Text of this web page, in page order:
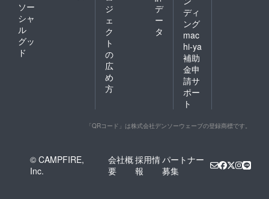
ソー
シャ
ル
グッ
ド
ジ
ェ
ク
ト
の
広
め
方
デ
ー
タ
ディ
ング
mac
hi-ya
補助
金申
請サ
ポー
ト
「QRコード」は株式会社デンソーウェーブの登録商標です。
© CAMPFIRE,
Inc.
会社概
要
採用情
報
パートナー
募集